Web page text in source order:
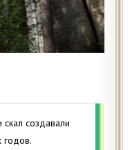
создавали
годов.